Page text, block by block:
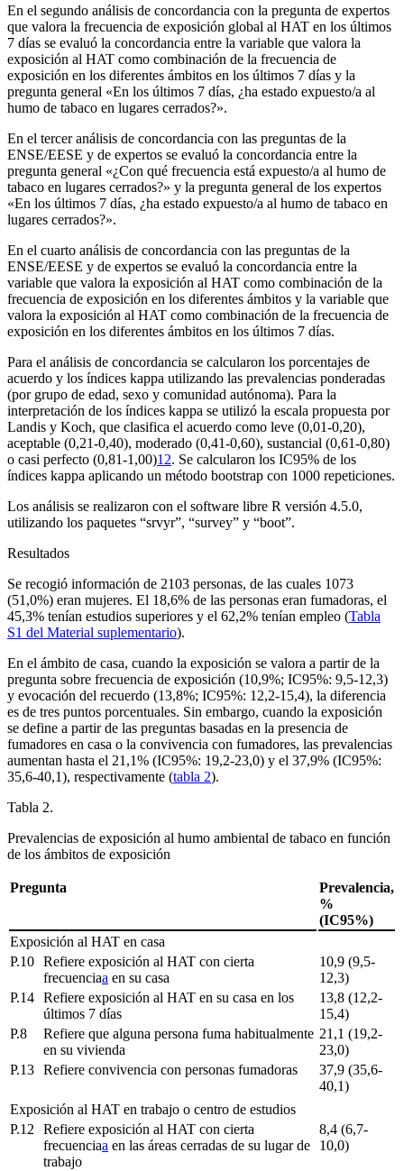
En el segundo análisis de concordancia con la pregunta de expertos
que valora la frecuencia de exposición global al HAT en los últimos
7 días se evaluó la concordancia entre la variable que valora la
exposición al HAT como combinación de la frecuencia de
exposición en los diferentes ámbitos en los últimos 7 días y la
pregunta general «En los últimos 7 días, ¿ha estado expuesto/a al
humo de tabaco en lugares cerrados?».
En el tercer análisis de concordancia con las preguntas de la
ENSE/EESE y de expertos se evaluó la concordancia entre la
pregunta general «¿Con qué frecuencia está expuesto/a al humo de
tabaco en lugares cerrados?» y la pregunta general de los expertos
«En los últimos 7 días, ¿ha estado expuesto/a al humo de tabaco en
lugares cerrados?».
En el cuarto análisis de concordancia con las preguntas de la
ENSE/EESE y de expertos se evaluó la concordancia entre la
variable que valora la exposición al HAT como combinación de la
frecuencia de exposición en los diferentes ámbitos y la variable que
valora la exposición al HAT como combinación de la frecuencia de
exposición en los diferentes ámbitos en los últimos 7 días.
Para el análisis de concordancia se calcularon los porcentajes de
acuerdo y los índices kappa utilizando las prevalencias ponderadas
(por grupo de edad, sexo y comunidad autónoma). Para la
interpretación de los índices kappa se utilizó la escala propuesta por
Landis y Koch, que clasifica el acuerdo como leve (0,01-0,20),
aceptable (0,21-0,40), moderado (0,41-0,60), sustancial (0,61-0,80)
o casi perfecto (0,81-1,00)12. Se calcularon los IC95% de los
índices kappa aplicando un método bootstrap con 1000 repeticiones.
Los análisis se realizaron con el software libre R versión 4.5.0,
utilizando los paquetes “srvyr”, “survey” y “boot”.
Resultados
Se recogió información de 2103 personas, de las cuales 1073
(51,0%) eran mujeres. El 18,6% de las personas eran fumadoras, el
45,3% tenían estudios superiores y el 62,2% tenían empleo (Tabla
S1 del Material suplementario).
En el ámbito de casa, cuando la exposición se valora a partir de la
pregunta sobre frecuencia de exposición (10,9%; IC95%: 9,5-12,3)
y evocación del recuerdo (13,8%; IC95%: 12,2-15,4), la diferencia
es de tres puntos porcentuales. Sin embargo, cuando la exposición
se define a partir de las preguntas basadas en la presencia de
fumadores en casa o la convivencia con fumadores, las prevalencias
aumentan hasta el 21,1% (IC95%: 19,2-23,0) y el 37,9% (IC95%:
35,6-40,1), respectivamente (tabla 2).
Tabla 2.
Prevalencias de exposición al humo ambiental de tabaco en función
de los ámbitos de exposición
Pregunta
Prevalencia,
%
(IC95%)
Exposición al HAT en casa
P.10 Refiere exposición al HAT con cierta
frecuenciaa en su casa
10,9 (9,5-
12,3)
P.14 Refiere exposición al HAT en su casa en los
últimos 7 días
13,8 (12,2-
15,4)
P.8
Refiere que alguna persona fuma habitualmente
en su vivienda
21,1 (19,2-
23,0)
P.13 Refiere convivencia con personas fumadoras
37,9 (35,6-
40,1)
Exposición al HAT en trabajo o centro de estudios
P.12
Refiere exposición al HAT con cierta
frecuenciaa en las áreas cerradas de su lugar de
trabajo
8,4 (6,7-
10,0)